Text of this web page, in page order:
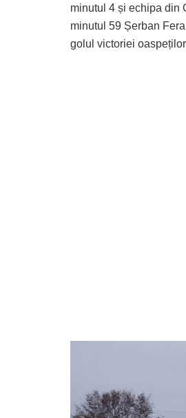
minutul 4 și echipa din
minutul 59 Șerban
golul victoriei